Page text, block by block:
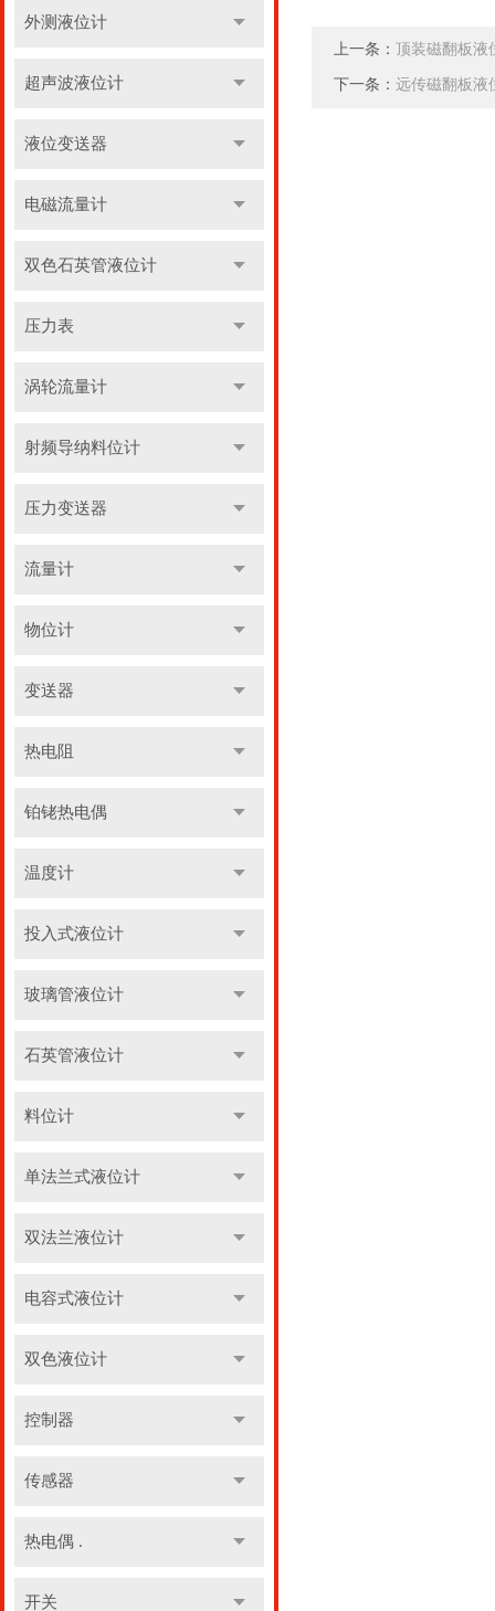
外测液位计
超声波液位计
液位变送器
电磁流量计
双色石英管液位计
压力表
涡轮流量计
射频导纳料位计
压力变送器
流量计
物位计
变送器
热电阻
铂铑热电偶
温度计
投入式液位计
玻璃管液位计
石英管液位计
料位计
单法兰式液位计
双法兰液位计
电容式液位计
双色液位计
控制器
传感器
热电偶 .
开关
上一条： 顶装磁翻板液
下一条： 远传磁翻板液